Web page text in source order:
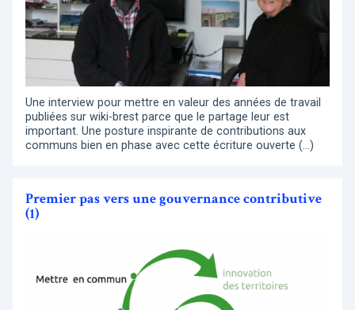
Une interview pour mettre en valeur des années de travail
publiées sur wiki-brest parce que le partage leur est
important. Une posture inspirante de contributions aux
communs bien en phase avec cette écriture ouverte (…)
Premier pas vers une gouvernance contributive
(1)